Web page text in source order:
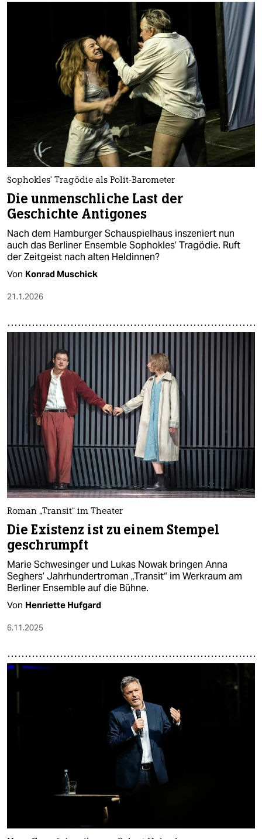
Sophokles’ Tragödie als Polit-Barometer
Die unmenschliche Last der
Geschichte Antigones
Nach dem Hamburger Schauspielhaus inszeniert nun
auch das Berliner Ensemble Sophokles’ Tragödie. Ruft
der Zeitgeist nach alten Heldinnen?
Von Konrad Muschick
21.1.2026
Roman „Transit“ im Theater
Die Existenz ist zu einem Stempel
geschrumpft
Marie Schwesinger und Lukas Nowak bringen Anna
Seghers’ Jahrhundertroman „Transit“ im Werkraum am
Berliner Ensemble auf die Bühne.
Von Henriette Hufgard
6.11.2025